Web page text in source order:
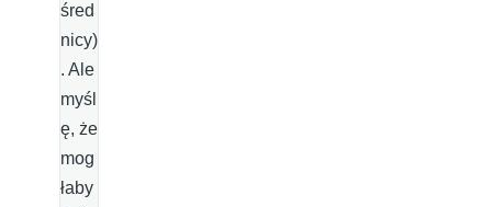
śred
nicy)
. Ale
myśl
ę, że
mog
łaby